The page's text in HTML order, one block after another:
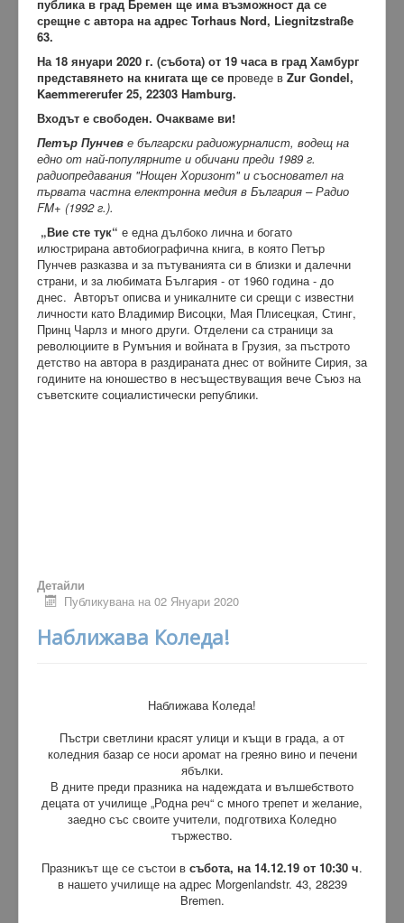
публика в град Бремен ще има възможност да се
срещне с автора на адрес Torhaus Nord, Liegnitzstraße
63.
На18 януари 2020 г. (събота) от 19 часа в град Хамбург
представянето на книгата ще се проведе в Zur Gondel,
Kaemmererufer 25, 22303 Hamburg.
Входът е свободен. Очакваме ви!
Петър Пунчев е български радиожурналист, водещ на
едно от най-популярните и обичани преди 1989 г.
радиопредавания "Нощен Хоризонт" и съосновател на
първата частна електронна медия в България – Радио
FM+ (1992 г.).
„Вие сте тук“ е една дълбоко лична и богато
илюстрирана автобиографична книга, в която Петър
Пунчев разказва и за пътуванията си в близки и далечни
страни, и за любимата България - от 1960 година - до
днес. Авторът описва и уникалните си срещи с известни
личности като Владимир Висоцки, Мая Плисецкая, Стинг,
Принц Чарлз и много други. Отделени са страници за
революциите в Румъния и войната в Грузия, за пъстрото
детство на автора в раздираната днес от войните Сирия, за
годините на юношество в несъществуващия вече Съюз на
съветските социалистически републики.
Детайли
Публикувана на 02 Януари 2020
Наближава Коледа!
Наближава Коледа!
Пъстри светлини красят улици и къщи в града, а от
коледния базар се носи аромат на греяно вино и печени
ябълки.
В дните преди празника на надеждата и вълшебството
децата от училище „Родна реч“ с много трепет и желание,
заедно със своите учители, подготвиха Коледно
тържество.
Празникът ще се състои в събота, на 14.12.19 от 10:30 ч.
в нашето училище на адрес Morgenlandstr. 43, 28239
Bremen.